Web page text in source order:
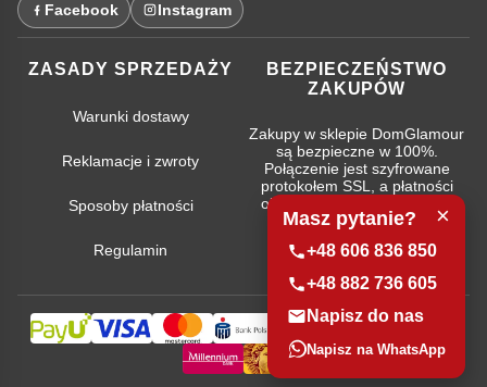
Facebook Instagram
ZASADY SPRZEDAŻY
Warunki dostawy
Reklamacje i zwroty
Sposoby płatności
Regulamin
BEZPIECZEŃSTWO
ZAKUPÓW
Zakupy w sklepie DomGlamour
są bezpieczne w 100%.
Połączenie jest szyfrowane
protokołem SSL, a płatności
obsługują najpopularniejsze
systemy bankowe.
×
Masz pytanie?
+48 606 836 850
+48 882 736 605
Napisz do nas
Napisz na WhatsApp